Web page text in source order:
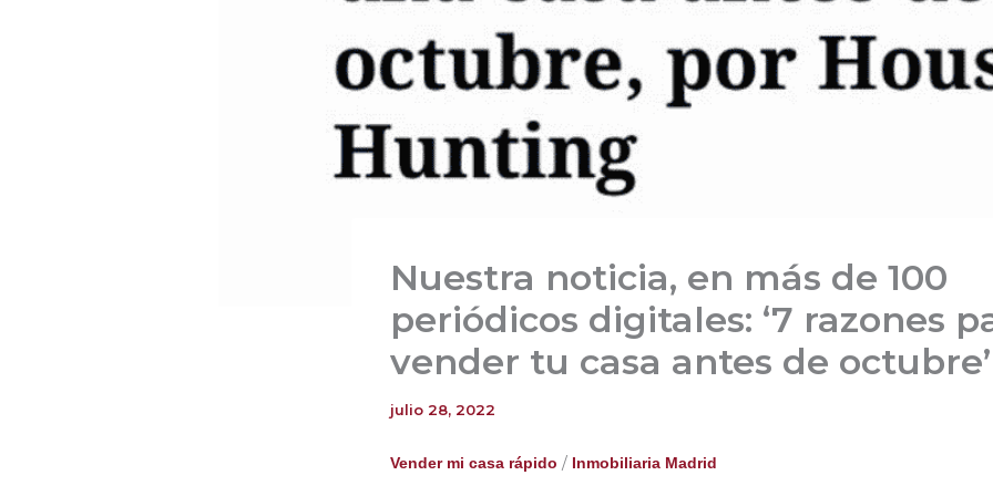
Nuestra noticia, en más de 100
periódicos digitales: ‘7 razones
vender tu casa antes de octubre’
julio 28, 2022
Vender mi casa rápido / Inmobiliaria Madrid